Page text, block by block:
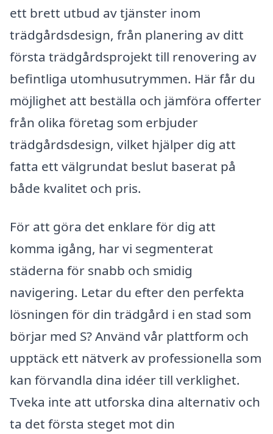
ett brett utbud av tjänster inom
trädgårdsdesign, från planering av ditt
första trädgårdsprojekt till renovering av
befintliga utomhusutrymmen. Här får du
möjlighet att beställa och jämföra offerter
från olika företag som erbjuder
trädgårdsdesign, vilket hjälper dig att
fatta ett välgrundat beslut baserat på
både kvalitet och pris.
För att göra det enklare för dig att
komma igång, har vi segmenterat
städerna för snabb och smidig
navigering. Letar du efter den perfekta
lösningen för din trädgård i en stad som
börjar med S? Använd vår plattform och
upptäck ett nätverk av professionella som
kan förvandla dina idéer till verklighet.
Tveka inte att utforska dina alternativ och
ta det första steget mot din